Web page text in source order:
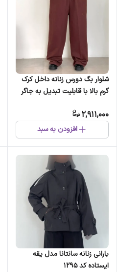
شلوار بگ دورس زنانه داخل کرک
گرم بالا با قابلیت تبدیل به جاگر
2,911,000
افزودن به سبد
بارانی زنانه سانتانا مدل یقه
ایستاده کد 1295